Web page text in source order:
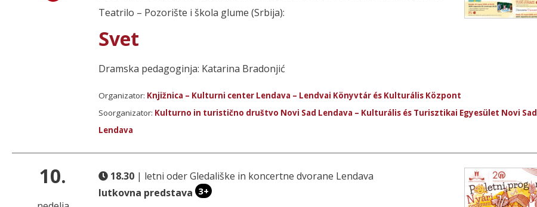
Teatrilo – Pozorište i škola glume (Srbija):
Svet
Dramska pedagoginja: Katarina Bradonjić
Organizator: Knjižnica – Kulturni center Lendava – Lendvai Könyvtár és Kulturális Központ
Soorganizator: Kulturno in turistično društvo Novi Sad Lendava – Kulturális és Turisztikai Egyesület Novi Sad
Lendava
10. 18.30 | letni oder Gledališke in koncertne dvorane Lendava
lutkovna predstava 3+